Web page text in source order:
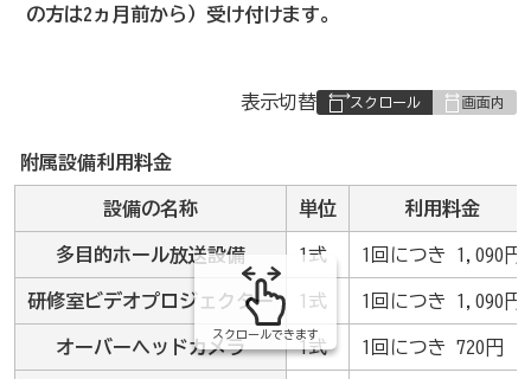
の方は2ヵ月前から）受け付けます。
表
の
表示切替
附属設備利用料金
設備の名称 単位 利用料金
多目的ホール放送設備 1式 1回につき 1,090円
研修室ビデオプロジェクター 1式 1回につき 1,090円
オーバーヘッドカメラ 1式 1回につき 720円
スクロールできます